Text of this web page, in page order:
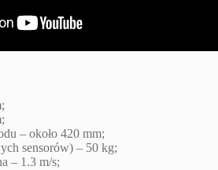
– około 420 mm;
sensorów) – 50 kg;
– 1.3 m/s;